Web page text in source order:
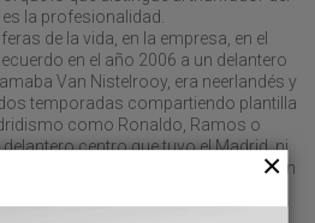
la profesionalidad.
de la vida, en la empresa, en el
en el año 2006 a un delantero
Van Nistelrooy, era neerlandés y
temporadas compartiendo plantilla
como Ronaldo, Ramos o
centro que tuvo el Madrid, ni
profesionales no necesitan brillar, tan